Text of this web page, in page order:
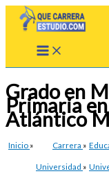
Grado en
Primaria
Atlántico
Inicio » Carrera »
Universidad »